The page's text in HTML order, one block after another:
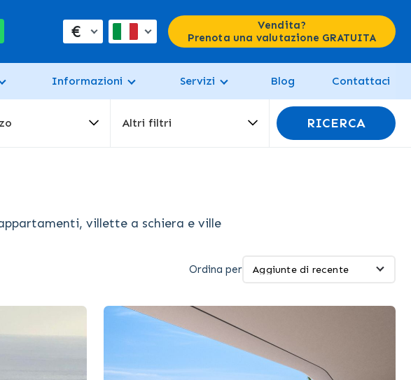
€
Vendita?
Prenota una valutazione GRATUITA
Informazioni Servizi Blog Contattaci
Altri filtri RICERCA
villette a schiera e ville
Ordina per